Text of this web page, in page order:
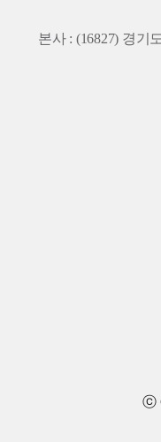
본사 : (16827) 경기
ⓒ